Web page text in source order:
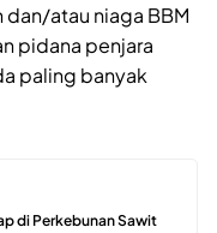
atau niaga BBM
pidana penjara
paling banyak
di Perkebunan Sawit